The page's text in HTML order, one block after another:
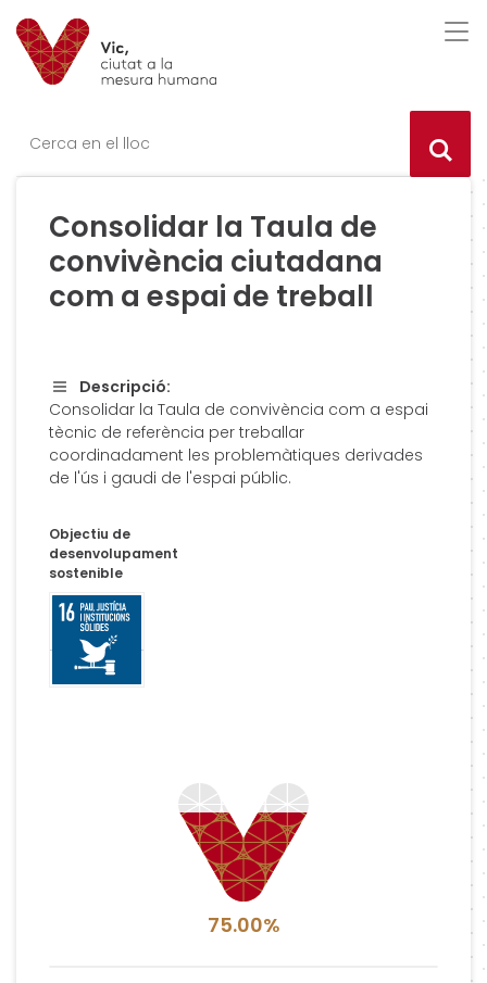
Saltar al contingut
Saltar a la navegació
Informació de contacte
Consolidar la Taula de
convivència ciutadana
com a espai de treball
Descripció:
Consolidar la Taula de convivència com a espai
tècnic de referència per treballar
coordinadament les problemàtiques derivades
de l'ús i gaudi de l'espai públic.
Objectiu de
desenvolupament
sostenible
75.00%